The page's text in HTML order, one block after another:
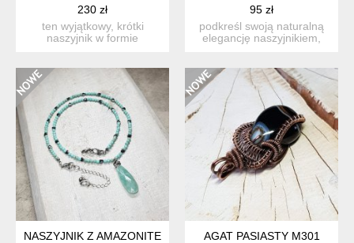
230 zł
ten wyjątkowy, krótki
naszyjnik w formie
95 zł
podkreśl swoją naturalną
elegancję naszyjnikiem,
NASZYJNIK Z AMAZONITEM I TURKUSIKAMI S216
AGAT PASIASTY M301